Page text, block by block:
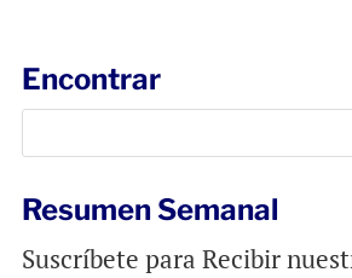
o
k
p
Encontrar
Resumen Semanal
Suscríbete para Recibir